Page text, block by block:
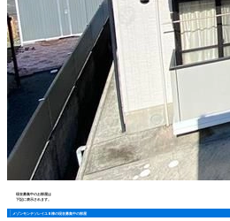
現在募集中のお部屋は
下記に表示されます。
メゾンモンテソレイユＢ棟の現在募集中の部屋